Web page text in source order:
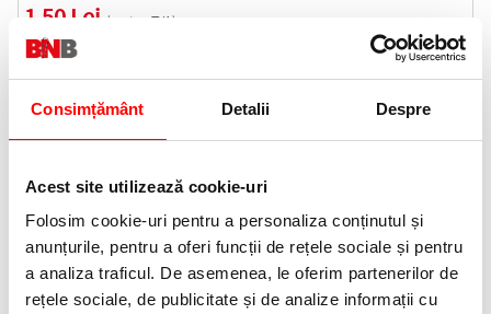
Consimțământ Detalii Despre
Acest site utilizează cookie-uri
Folosim cookie-uri pentru a personaliza conținutul și
anunțurile, pentru a oferi funcții de rețele sociale și pentru
a analiza traficul. De asemenea, le oferim partenerilor de
rețele sociale, de publicitate și de analize informații cu
1,50 Lei (pret cu TVA)
In stoc
2 puncte de fidelitate
Bucati:
Cod produs:DOSPLICS
Informatii livrare
Telefon:
0372 552 601